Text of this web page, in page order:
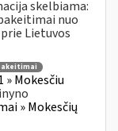
skelbiama:
nuo
Lietuvos
» Mokesčiu
» Mokesčių